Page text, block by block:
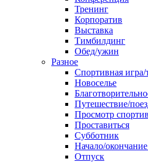
Тренинг
Корпоратив
Выставка
Тимбилдинг
Обед/ужин
Разное
Спортивная игра/
Новоселье
Путешествие/
Просмотр
Проставиться
Субботник
Начало/
Отпуск